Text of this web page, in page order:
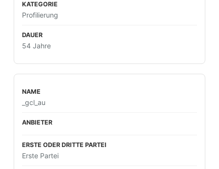
Profilierung
54 Jahre
_gcl_au
Erste Partei